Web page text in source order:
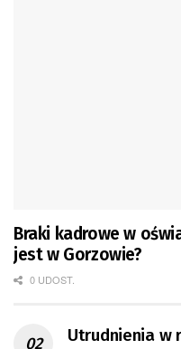
Braki kadrowe w
jest w Gorzowie?
0 UDOST.
Utrudnienia w